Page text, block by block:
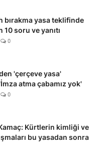
bırakma yasa teklifinde
10 soru ve yanıtı
0
'çerçeve yasa'
atma çabamız yok'
0
Kürtlerin kimliği ve
bu yasadan sonra